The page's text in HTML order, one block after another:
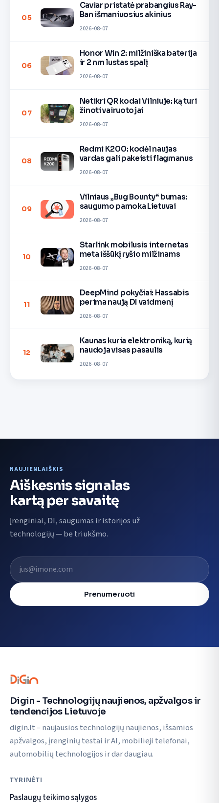
05
Caviar pristatė prabangius Ray-
Ban išmaniuosius akinius
2026-08-07
06
Honor Win 2: milžiniška baterija
ir 2 nm lustas spalį
2026-08-07
07
Netikri QR kodai Vilniuje: ką turi
žinoti vairuotojai
2026-08-07
08
Redmi K200: kodėl naujas
vardas gali pakeisti flagmanus
2026-08-07
09
Vilniaus „Bug Bounty“ bumas:
saugumo pamoka Lietuvai
2026-08-07
10
Starlink mobilusis internetas
meta iššūkį ryšio milžinams
2026-08-07
11
DeepMind pokyčiai: Hassabis
perima naują DI vaidmenį
2026-08-07
12
Kaunas kuria elektroniką, kurią
naudoja visas pasaulis
2026-08-07
NAUJIENLAIŠKIS
Aiškesnis signalas
kartą per savaitę
Įrenginiai, DI, saugumas ir istorijos už
technologijų — be triukšmo.
El. pašto adresas
Prenumeruoti
Digin - Technologijų naujienos, apžvalgos ir
tendencijos Lietuvoje
digin.lt – naujausios technologijų naujienos, išsamios
apžvalgos, įrenginių testai ir AI, mobilieji telefonai,
automobilių technologijos ir dar daugiau.
TYRINĖTI
Paslaugų teikimo sąlygos